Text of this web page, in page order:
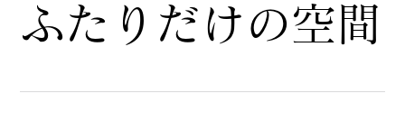
ふたりだけの空間